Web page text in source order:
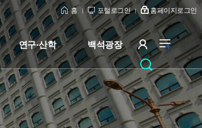
홈 포털로그인 홈페이지로그인
연구·산학 백석광장